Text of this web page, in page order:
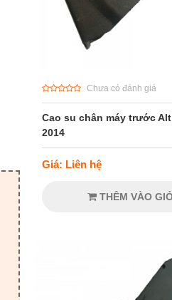
Chưa có đánh giá
Cao su chân máy trước
2014
Giá: Liên hệ
THÊM VÀO